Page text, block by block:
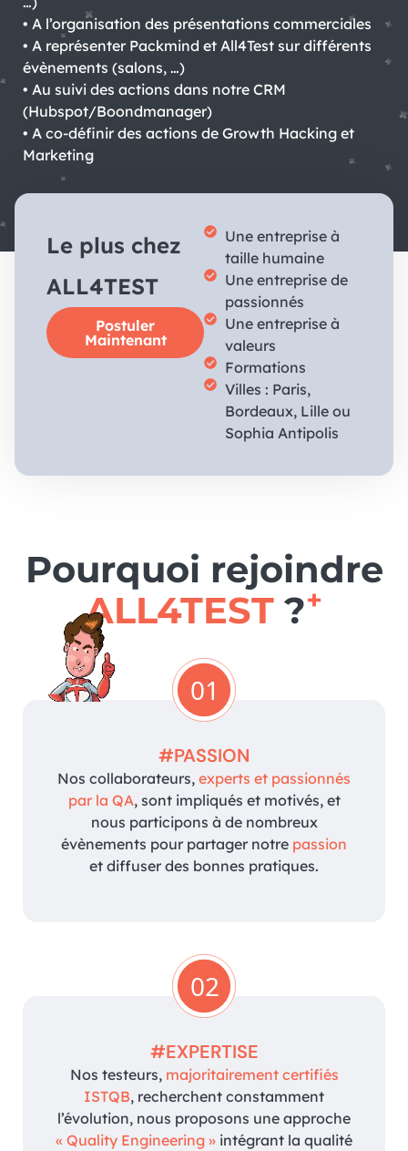
• A l’organisation des présentations commerciales
• A représenter Packmind et All4Test sur différents
évènements (salons, …)
• Au suivi des actions dans notre CRM
(Hubspot/Boondmanager)
• A co-définir des actions de Growth Hacking et
Marketing
Le plus chez
ALL4TEST
Postuler
Maintenant
Une entreprise à
taille humaine
Une entreprise de
passionnés
Une entreprise à
valeurs
Formations
Villes : Paris,
Bordeaux, Lille ou
Sophia Antipolis
Pourquoi rejoindre
ALL4TEST ?+
01
#PASSION
Nos collaborateurs, experts et passionnés
par la QA, sont impliqués et motivés, et
nous participons à de nombreux
évènements pour partager notre passion
et diffuser des bonnes pratiques.
02
#EXPERTISE
Nos testeurs, majoritairement certifiés
ISTQB, recherchent constamment
l’évolution, nous proposons une approche
« Quality Engineering » intégrant la qualité